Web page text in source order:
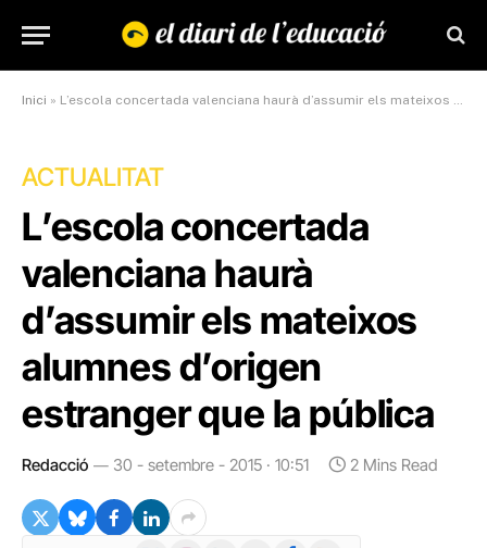
Inici » L’escola concertada valenciana haurà d’assumir els mateixos alumnes d’origen estranger que la pública
ACTUALITAT
L’escola concertada
valenciana haurà
d’assumir els mateixos
alumnes d’origen
estranger que la pública
Redacció 30 - setembre - 2015 · 10:51 2 Mins Read